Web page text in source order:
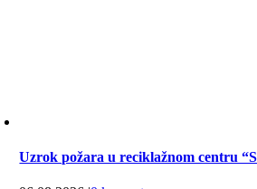
Uzrok požara u reciklažnom centru